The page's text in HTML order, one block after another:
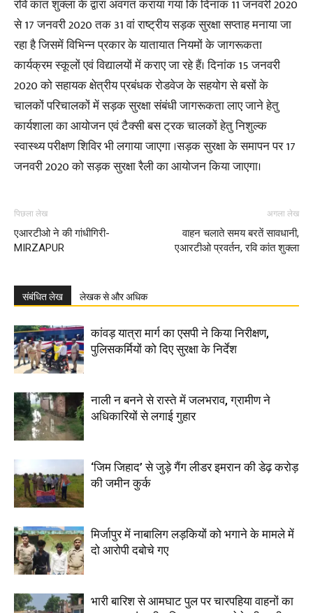
रवि कांत शुक्ला के द्वारा अवगत कराया गया कि दिनांक 11 जनवरी 2020
से 17 जनवरी 2020 तक 31 वां राष्ट्रीय सड़क सुरक्षा सप्ताह मनाया जा
रहा है जिसमें विभिन्न प्रकार के यातायात नियमों के जागरूकता
कार्यक्रम स्कूलों एवं विद्यालयों में कराए जा रहे हैं। दिनांक 15 जनवरी
2020 को सहायक क्षेत्रीय प्रबंधक रोडवेज के सहयोग से बसों के
चालकों परिचालकों में सड़क सुरक्षा संबंधी जागरूकता लाए जाने हेतु
कार्यशाला का आयोजन एवं टैक्सी बस ट्रक चालकों हेतु निशुल्क
स्वास्थ्य परीक्षण शिविर भी लगाया जाएगा ।सड़क सुरक्षा के समापन पर 17
जनवरी 2020 को सड़क सुरक्षा रैली का आयोजन किया जाएगा।
पिछला लेख
एआरटीओ ने की गांधीगिरी-
MIRZAPUR
अगला लेख
वाहन चलाते समय बरतें सावधानी,
एआरटीओ प्रवर्तन, रवि कांत शुक्ला
संबंधित लेख लेखक से और अधिक
कांवड़ यात्रा मार्ग का एसपी ने किया निरीक्षण,
पुलिसकर्मियों को दिए सुरक्षा के निर्देश
नाली न बनने से रास्ते में जलभराव, ग्रामीण ने
अधिकारियों से लगाई गुहार
‘जिम जिहाद’ से जुड़े गैंग लीडर इमरान की डेढ़ करोड़
की जमीन कुर्क
मिर्जापुर में नाबालिग लड़कियों को भगाने के मामले में
दो आरोपी दबोचे गए
भारी बारिश से आमघाट पुल पर चारपहिया वाहनों का